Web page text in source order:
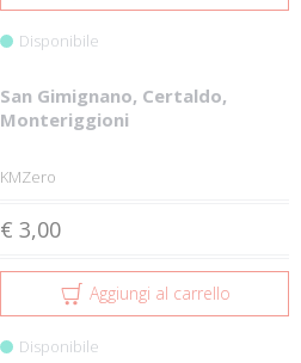
Disponibile
San Gimignano, Certaldo,
Monteriggioni
KMZero
€ 3,00
Aggiungi al carrello
Disponibile